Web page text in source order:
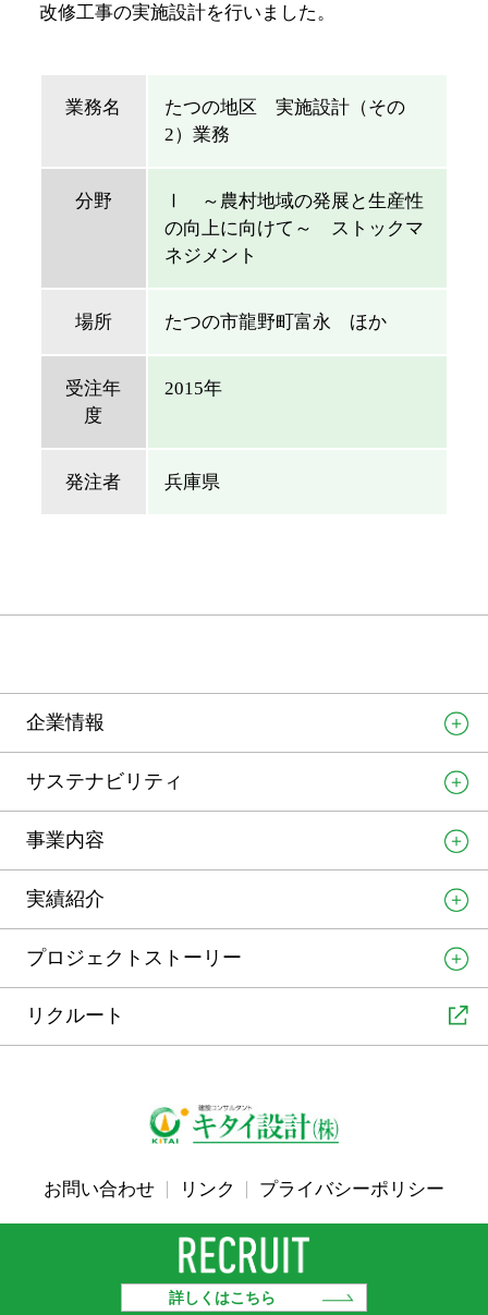
改修工事の実施設計を行いました。
業務名
たつの地区 実施設計（その
2）業務
分野
Ⅰ ～農村地域の発展と生産性
の向上に向けて～ ストックマ
ネジメント
場所 たつの市龍野町富永 ほか
受注年
度
2015年
発注者 兵庫県
詳しくはこちら
企業情報
サステナビリティ
事業内容
実績紹介
プロジェクトストーリー
リクルート
お問い合わせ リンク プライバシーポリシー
Copyright©2011-2022 Kitai Sekkei Co.,Ltd.
All rights reserved.